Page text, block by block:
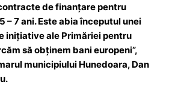
de finanţare pentru
– 7 ani. Este abia începutul unei
iniţiative ale Primăriei pentru
să obţinem bani europeni”,
municipiului Hunedoara, Dan